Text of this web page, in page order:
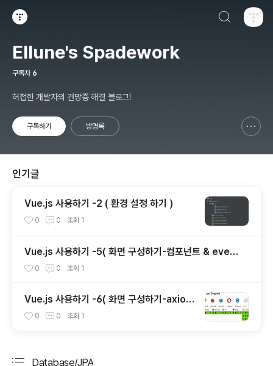
Ellune's Spadework
구독자 6
허접한 개발자의 건망증 해결 블로그!
구독하기 방명록
인기글
Vue.js 사용하기 -2 ( 환경 설정 하기 )
0 0 조회 1
Vue.js 사용하기 -5( 화면 구성하기-컴포넌트 & event
bus )
0 0 조회 1
Vue.js 사용하기 -6( 화면 구성하기-axios
& alert )
0 0 조회 1
Database/JPA